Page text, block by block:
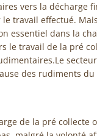
vers la décharge
le travail effectué.
essentiel dans la
le travail de la pré
des rudiments
de la pré